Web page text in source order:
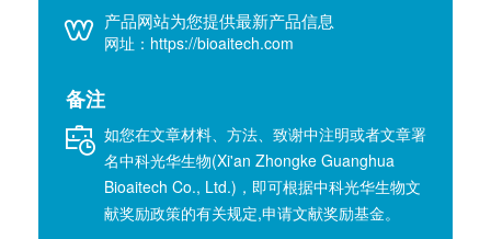
产品网站为您提供最新产品信息
网址：https://bioaitech.com
备注
如您在文章材料、方法、致谢中注明或者文章署
名中科光华生物(Xi'an Zhongke Guanghua
Bioaitech Co., Ltd.)，即可根据中科光华生物文
献奖励政策的有关规定,申请文献奖励基金。